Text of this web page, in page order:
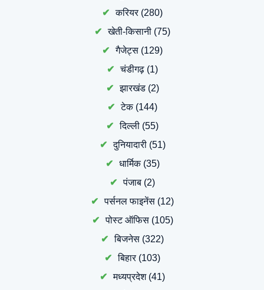
करियर(280)
खेती-किसानी (75)
गैजेट्स (129)
चंडीगढ़ (1)
झारखंड(2)
टेक(144)
दिल्ली (55)
दुनियादारी(51)
धार्मिक(35)
पंजाब (2)
पर्सनल फाइनेंस (12)
पोस्ट ऑफिस(105)
बिजनेस (322)
बिहार(103)
मध्यप्रदेश(41)